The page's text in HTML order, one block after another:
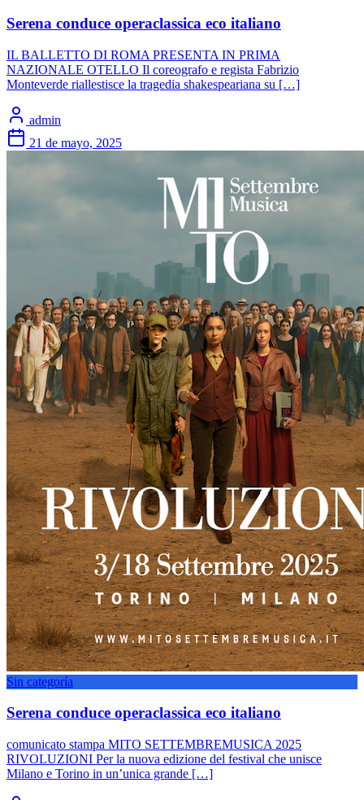
Serena conduce operaclassica eco italiano
IL BALLETTO DI ROMA PRESENTA IN PRIMA
NAZIONALE OTELLO Il coreografo e regista Fabrizio
Monteverde riallestisce la tragedia shakespeariana su […]
admin
21 de mayo, 2025
Sin categoría
Serena conduce operaclassica eco italiano
comunicato stampa MITO SETTEMBREMUSICA 2025
RIVOLUZIONI Per la nuova edizione del festival che unisce
Milano e Torino in un’unica grande […]